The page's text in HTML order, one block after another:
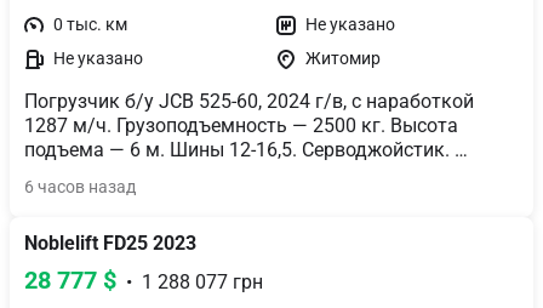
0 тыс. км
Не указано
Не указано
Житомир
Погрузчик б/у JCB 525-60, 2024 г/в, с наработкой
1287 м/ч. Грузоподъемность — 2500 кг. Высота
подъема — 6 м. Шины 12-16,5. Серводжойстик.
карданных валов. Дополнительный рабочий
потока на дополнительных гидролиниях. Сброс
давления гидравлики на дополнительное
оборудование.
6 часов назад
Noblelift FD25 2023
28 777 $
  •  1 288 077 грн